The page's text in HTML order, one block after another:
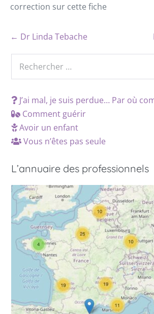
correction sur cette fiche
← Dr Linda Tebache
J’ai mal, je suis perdue… Par où
Comment guérir
Avoir un enfant
Vous n’êtes pas seule
L’annuaire des professionnels